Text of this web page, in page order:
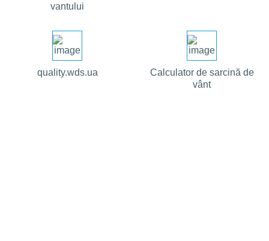
vantului
quality.wds.ua
Calculator de sarcină de
vânt